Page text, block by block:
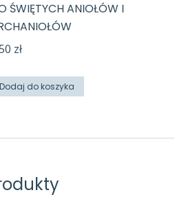
ŚWIĘTYCH ANIOŁÓW I
zł
Dodaj do koszyka